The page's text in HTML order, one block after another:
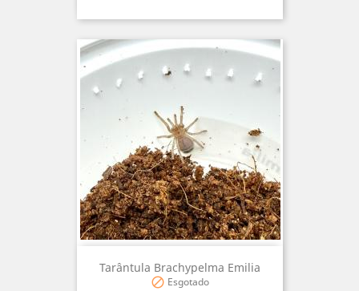
Tarântula Brachypelma Emilia
 Esgotado